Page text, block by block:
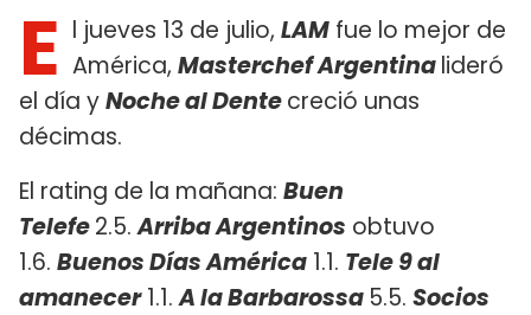
E l jueves 13 de julio, LAM fue lo mejor de
América, Masterchef Argentinalideró
el día yNoche al Dentecreció unas
décimas.
El rating de la mañana: Buen
Telefe2.5.Arriba Argentinos obtuvo
1.6. Buenos Días América 1.1. Tele 9 al
amanecer1.1.A la Barbarossa5.5. Socios